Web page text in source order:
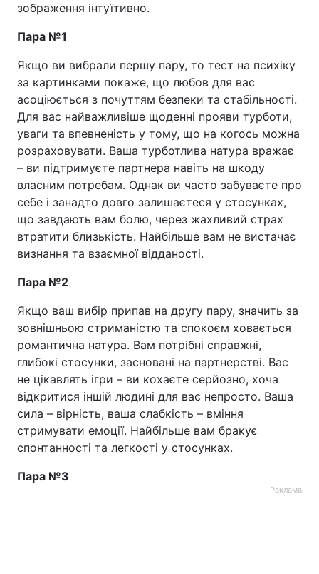
зображення інтуїтивно.
Пара №1
Якщо ви вибрали першу пару, то тест на психіку
за картинками покаже, що любов для вас
асоціюється з почуттям безпеки та стабільності.
Для вас найважливіше щоденні прояви турботи,
уваги та впевненість у тому, що на когось можна
розраховувати. Ваша турботлива натура вражає
– ви підтримуєте партнера навіть на шкоду
власним потребам. Однак ви часто забуваєте про
себе і занадто довго залишаєтеся у стосунках,
що завдають вам болю, через жахливий страх
втратити близькість. Найбільше вам не вистачає
визнання та взаємної відданості.
Пара №2
Якщо ваш вибір припав на другу пару, значить за
зовнішньою стриманістю та спокоєм ховається
романтична натура. Вам потрібні справжні,
глибокі стосунки, засновані на партнерстві. Вас
не цікавлять ігри – ви кохаєте серйозно, хоча
відкритися іншій людині для вас непросто. Ваша
сила – вірність, ваша слабкість – вміння
стримувати емоції. Найбільше вам бракує
спонтанності та легкості у стосунках.
Пара №3
Реклама